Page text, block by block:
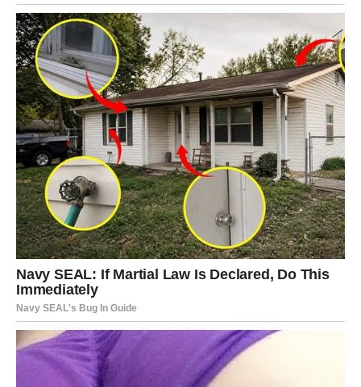
Zajednički razgovori o budućnosti donijeće vam dodatni
osjećaj sigurnosti i pomoći da zajedno donesete odluke
koje će unaprijediti vaš zajednički život.
Topla atmosfera, razumijevanje i međusobna podrška
obilježiće dane koji dolaze.
Jedna velika želja konačno
postaje ostvariva
Zvijezde pokazuju da ćete zahvaljujući finansijskom
napretku imati priliku da ostvarite želju koju ste dugo
odlagali.
To može biti kupovina nečega vrijednog, putovanje,
ulaganje u sebe ili ostvarenje cilja koji vam već dugo
predstavlja veliku motivaciju.